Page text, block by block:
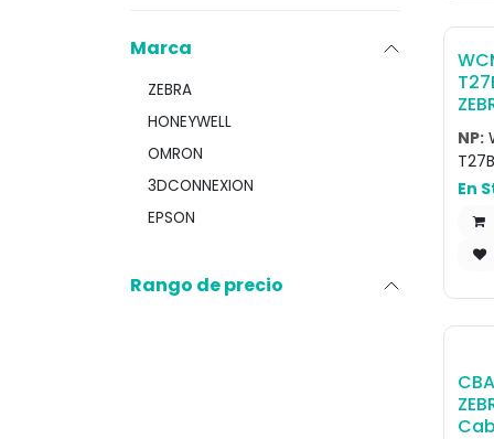
Marca
ZEBRA
HONEYWELL
OMRON
3DCONNEXION
EPSON
Rango de precio
5G,
NP:
En